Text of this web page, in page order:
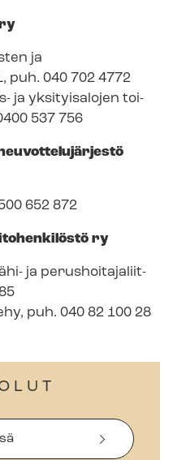
ry
ja
puh. 040 702 4772
ja yksityisalojen toi­
537 756
652 872
ry
ja pe­rus­hoi­ta­ja­liit­
puh. 040 82 100 28